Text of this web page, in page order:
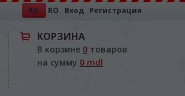
RU RO Вход Регистрация
КОРЗИНА
В корзине 0товаров
на сумму 0 mdl